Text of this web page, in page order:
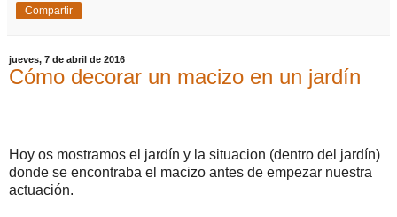
Compartir
jueves, 7 de abril de 2016
Cómo decorar un macizo en un jardín
Hoy os mostramos el jardín y la situacion (dentro del jardín)
donde se encontraba el macizo antes de empezar nuestra
actuación.